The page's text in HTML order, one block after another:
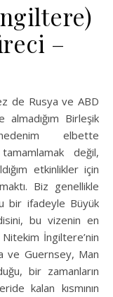
–
Birleşik
elbette
değil,
etkinlikler için
Biz genellikle
bir ifadeyle Büyük
bu vizenin en
İngiltere’nin
ve Guernsey, Man
bir zamanların
kalan kısmının